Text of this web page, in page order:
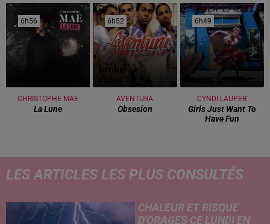
6h56
6h56
CHRISTOPHE MAE
La Lune
6h52
6h52
AVENTURA
Obsesion
6h49
6h49
CYNDI LAUPER
Girls Just Want To
Have Fun
LES ARTICLES LES PLUS CONSULTÉS
CHALEUR ET RISQUE
D'ORAGES CE LUNDI EN